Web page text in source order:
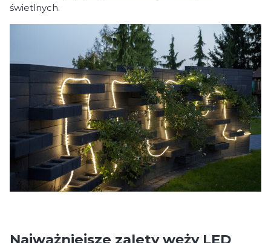
świetlnych.
Najważniejsze zalety węży LED